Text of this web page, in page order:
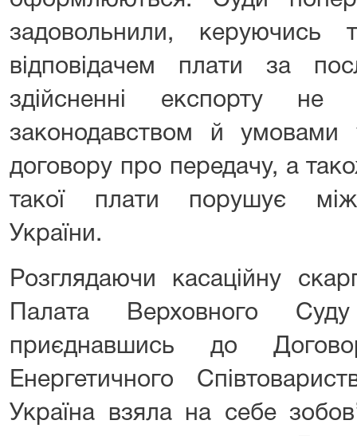
задовольнили, керуючись
відповідачем плати за
здійсненні експорту не
законодавством й умовами
договору про передачу, а
такої плати порушує
України.
Розглядаючи касаційну
Палата Верховного
приєднавшись до
Енергетичного
Україна взяла на себе